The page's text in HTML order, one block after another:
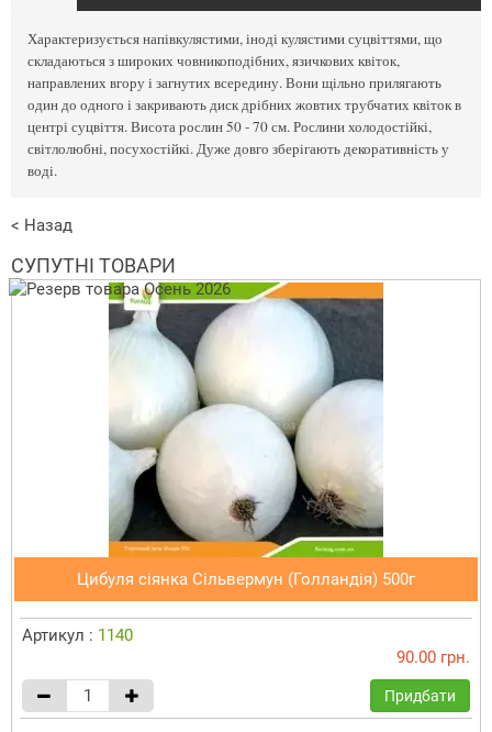
Характеризується напівкулястими, іноді кулястими суцвіттями, що
складаються з широких човникоподібних, язичкових квіток,
направлених вгору і загнутих всередину. Вони щільно прилягають
один до одного і закривають диск дрібних жовтих трубчатих квіток в
центрі суцвіття. Висота рослин 50 - 70 см. Рослини холодостійкі,
світлолюбні, посухостійкі. Дуже довго зберігають декоративність у
воді.
< Назад
СУПУТНІ ТОВАРИ
Цибуля сіянка Сільвермун (Голландія) 500г
Артикул : 1140
90.00 грн.
Придбати